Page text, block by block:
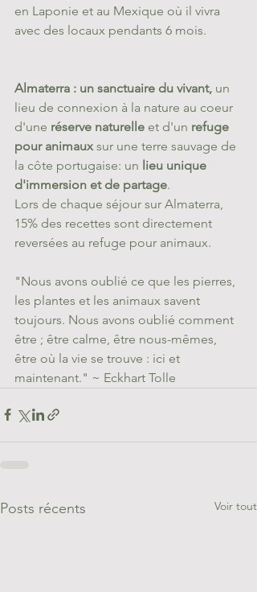
en Laponie et au Mexique où il vivra
avec des locaux pendants 6 mois.
Almaterra : un sanctuaire du vivant, un
lieu de connexion à la nature au coeur
d'une réserve naturelle et d'un refuge
pour animaux sur une terre sauvage de
la côte portugaise: un lieu unique
d'immersion et de partage.​
Lors de chaque séjour sur Almaterra,
15% des recettes sont directement
reversées au refuge pour animaux.
"Nous avons oublié ce que les pierres,
les plantes et les animaux savent
toujours. Nous avons oublié comment
être ; être calme, être nous-mêmes,
être où la vie se trouve : ici et
maintenant." ~ Eckhart Tolle
Posts récents Voir tout